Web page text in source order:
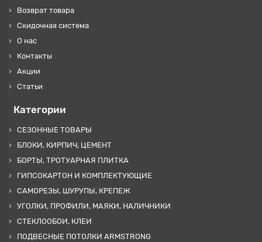
Возврат товара
Скидочная система
О нас
Контакты
Акции
Статьи
Категории
СЕЗОННЫЕ ТОВАРЫ
БЛОКИ, КИРПИЧ, ЦЕМЕНТ
БОРТЫ, ТРОТУАРНАЯ ПЛИТКА
ГИПСОКАРТОН И КОМПЛЕКТУЮЩИЕ
САМОРЕЗЫ, ШУРУПЫ, КРЕПЕЖ
УГОЛКИ, ПРОФИЛИ, МАЯКИ, НАЛИЧНИКИ
СТЕКЛООБОИ, КЛЕИ
ПОДВЕСНЫЕ ПОТОЛКИ ARMSTRONG